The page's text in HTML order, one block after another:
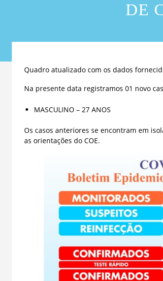
DE
Quadro atualizado com os dados
Na presente data registramos 01 novo
MASCULINO – 27 ANOS
Os casos anteriores se encontram em
as orientações do COE.